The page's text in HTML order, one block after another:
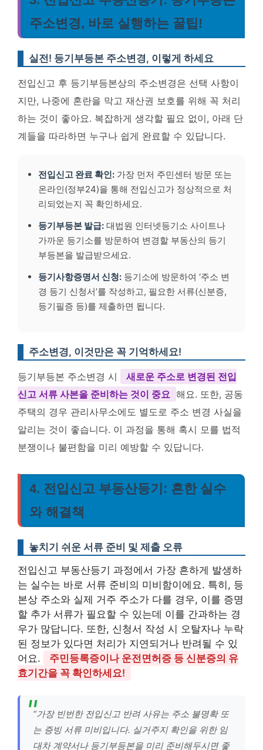
주소변경, 바로 실행하는 꿀팁!
실전! 등기부등본 주소변경, 이렇게 하세요
전입신고 후 등기부등본상의 주소변경은 선택 사항이
지만, 나중에 혼란을 막고 재산권 보호를 위해 꼭 처리
하는 것이 좋아요. 복잡하게 생각할 필요 없이, 아래 단
계들을 따라하면 누구나 쉽게 완료할 수 있답니다.
전입신고 완료 확인: 가장 먼저 주민센터 방문 또는
온라인(정부24)을 통해 전입신고가 정상적으로 처
리되었는지 꼭 확인하세요.
등기부등본 발급: 대법원 인터넷등기소 사이트나
가까운 등기소를 방문하여 변경할 부동산의 등기
부등본을 발급받으세요.
등기사항증명서 신청: 등기소에 방문하여 ‘주소 변
경 등기 신청서’를 작성하고, 필요한 서류(신분증,
등기필증 등)를 제출하면 됩니다.
주소변경, 이것만은 꼭 기억하세요!
등기부등본 주소변경 시
새로운 주소로 변경된 전입
신고 서류 사본을 준비하는 것이 중요 해요. 또한, 공동
주택의 경우 관리사무소에도 별도로 주소 변경 사실을
알리는 것이 좋습니다. 이 과정을 통해 혹시 모를 법적
분쟁이나 불편함을 미리 예방할 수 있답니다.
4. 전입신고 부동산등기: 흔한 실수
와 해결책
놓치기 쉬운 서류 준비 및 제출 오류
전입신고 부동산등기 과정에서 가장 흔하게 발생하
는 실수는 바로 서류 준비의 미비함이에요. 특히, 등
본상 주소와 실제 거주 주소가 다를 경우, 이를 증명
할 추가 서류가 필요할 수 있는데 이를 간과하는 경
우가 많답니다. 또한, 신청서 작성 시 오탈자나 누락
된 정보가 있다면 처리가 지연되거나 반려될 수 있
어요.
주민등록증이나 운전면허증 등 신분증의 유
효기간을 꼭 확인하세요!
“가장 빈번한 전입신고 반려 사유는 주소 불명확 또
는 증빙 서류 미비입니다. 실거주지 확인을 위한 임
대차 계약서나 등기부등본을 미리 준비해두시면 좋